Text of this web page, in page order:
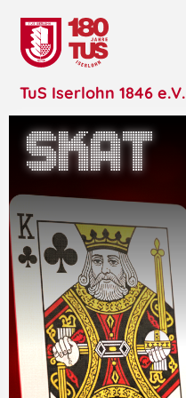
TuS Iserlohn 1846 e.V.
Skat